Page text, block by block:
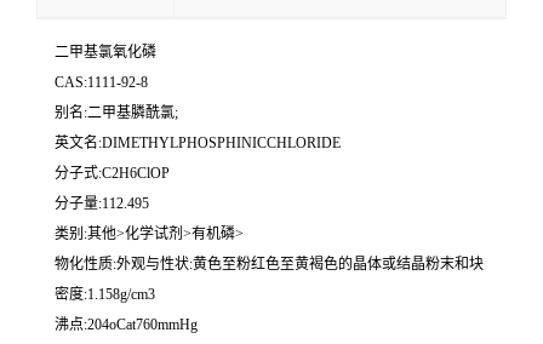
二甲基氯氧化磷
CAS:1111-92-8
别名:二甲基膦酰氯;
英文名:DIMETHYLPHOSPHINICCHLORIDE
分子式:C2H6ClOP
分子量:112.495
类别:其他>化学试剂>有机磷>
物化性质:外观与性状:黄色至粉红色至黄褐色的晶体或结晶粉末和块
密度:1.158g/cm3
沸点:204oCat760mmHg